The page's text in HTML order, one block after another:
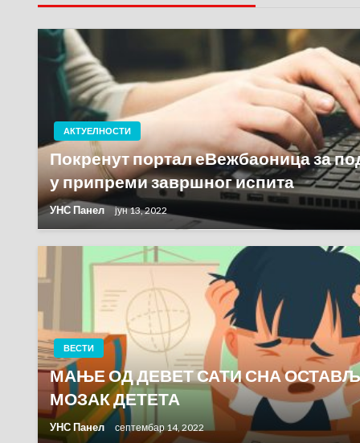
АКТУЕЛНОСТИ
Покренут портал еВежбаоница за
у припреми завршног испита
УНС Панел јун 13, 2022
ВЕСТИ
МАЊЕ ОД ДЕВЕТ САТИ СНА
МОЗАК ДЕТЕТА
УНС Панел септембар 14, 2022